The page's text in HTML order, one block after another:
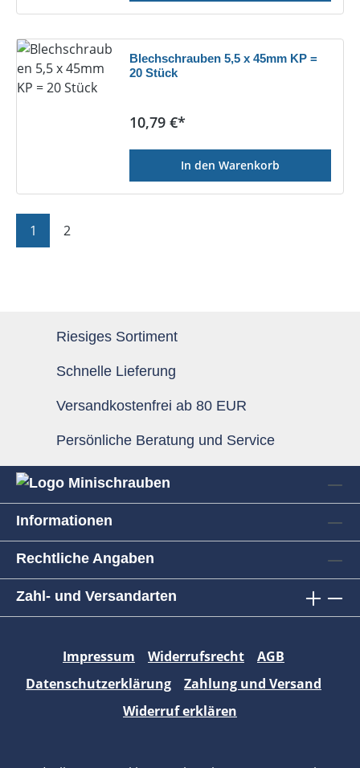
Blechschrauben 5,5 x 45mm KP =
20 Stück
Regulärer Preis:
10,79 €*
In den Warenkorb
Seite
1 Seite
2
Riesiges Sortiment
Schnelle Lieferung
Versandkostenfrei ab 80 EUR
Persönliche Beratung und Service
Informationen
Rechtliche Angaben
Zahl- und Versandarten
Impressum Widerrufsrecht
AGB
Datenschutzerklärung
Zahlung und Versand
Widerruf erklären